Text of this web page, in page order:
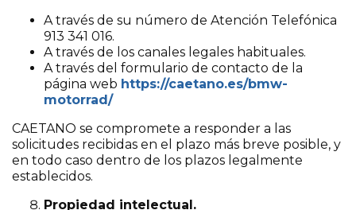
A través de su número de Atención Telefónica
913 341 016.
A través de los canales legales habituales.
A través del formulario de contacto de la
página web https://caetano.es/bmw-
motorrad/
CAETANO se compromete a responder a las
solicitudes recibidas en el plazo más breve posible, y
en todo caso dentro de los plazos legalmente
establecidos.
Propiedad intelectual.